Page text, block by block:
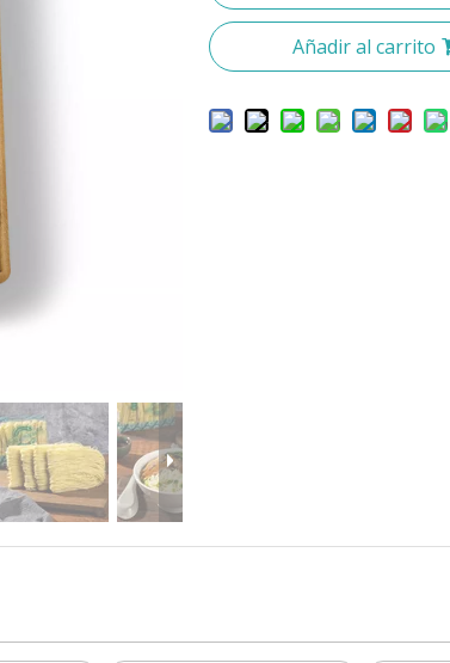
Añadir al carrito